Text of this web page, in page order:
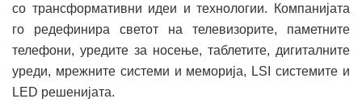
со трансформативни идеи и технологии. Компанијата
го редефинира светот на телевизорите, паметните
телефони, уредите за носење, таблетите, дигиталните
уреди, мрежните системи и меморија, LSI системите и
LED решенијата.